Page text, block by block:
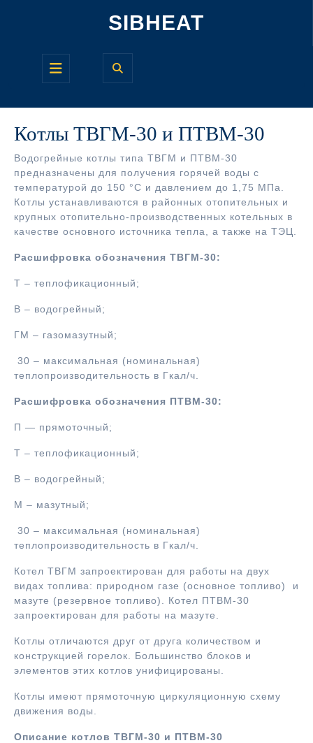
SIBHEAT
Кнопка
Котлы ТВГМ-30 и ПТВМ-30
Водогрейные котлы типа ТВГМ и ПТВМ-30
предназначены для получения горячей воды с
температурой до 150 °С и давлением до 1,75 МПа.
Котлы устанавливаются в районных отопительных и
крупных отопительно-производственных котельных в
качестве основного источника тепла, а также на ТЭЦ.
Расшифровка обозначения ТВГМ-30:
Т – теплофикационный;
В – водогрейный;
ГМ – газомазутный;
30 – максимальная (номинальная)
теплопроизводительность в Гкал/ч.
Расшифровка обозначения ПТВМ-30:
П — прямоточный;
Т – теплофикационный;
В – водогрейный;
М – мазутный;
30 – максимальная (номинальная)
теплопроизводительность в Гкал/ч.
Котел ТВГМ запроектирован для работы на двух
видах топлива: природном газе (основное топливо) и
мазуте (резервное топливо). Котел ПТВМ-30
запроектирован для работы на мазуте.
Котлы отличаются друг от друга количеством и
конструкцией горелок. Большинство блоков и
элементов этих котлов унифицированы.
Котлы имеют прямоточную циркуляционную схему
движения воды.
Описание котлов ТВГМ-30 и ПТВМ-30